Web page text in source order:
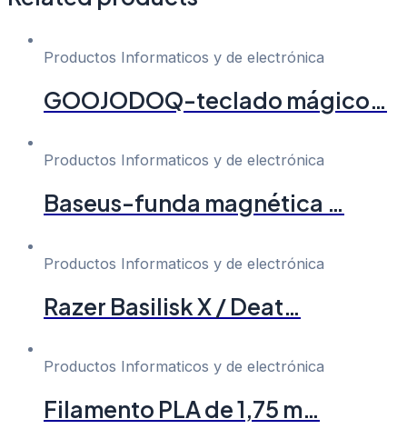
Productos Informaticos y de electrónica
GOOJODOQ-teclado mágico…
Productos Informaticos y de electrónica
Baseus-funda magnética …
Productos Informaticos y de electrónica
Razer Basilisk X / Deat…
Productos Informaticos y de electrónica
Filamento PLA de 1,75 m…